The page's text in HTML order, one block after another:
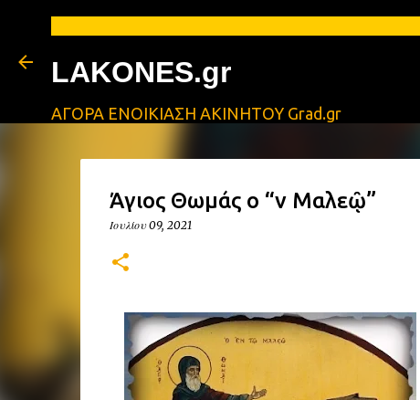
LAKONES.gr
ΑΓΟΡΑ ΕΝΟΙΚΙΑΣΗ ΑΚΙΝΗΤΟΥ Grad.gr
Άγιος Θωμάς ο “ἐν Μαλεῷ”
Ιουλίου 09, 2021